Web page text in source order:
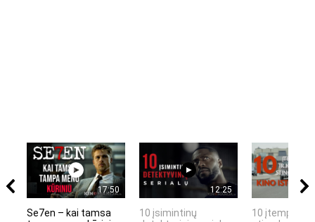
17:50
Se7en – kai tamsa
12:25
10 įsimintinų
10 įtemptų,